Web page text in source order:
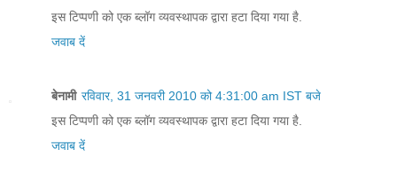
इस टिप्पणी को एक ब्लॉग व्यवस्थापक द्वारा हटा दिया गया है.
जवाब दें
बेनामी रविवार, 31 जनवरी 2010 को 4:31:00 am IST बजे
इस टिप्पणी को एक ब्लॉग व्यवस्थापक द्वारा हटा दिया गया है.
जवाब दें